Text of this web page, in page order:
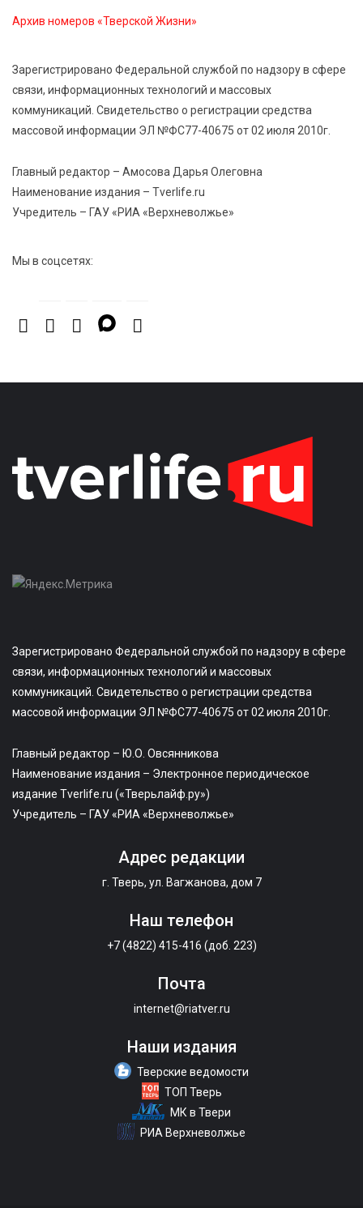
ленту по мотивам басни «Карась»
6 Авг 2026 13:38 357
спортивной столицей России
Архив номеров «Тверской Жизни»
Зарегистрировано Федеральной службой по надзору в сфере
связи, информационных технологий и массовых
коммуникаций. Свидетельство о регистрации средства
массовой информации ЭЛ №ФС77-40675 от 02 июля 2010г.
Главный редактор – Амосова Дарья Олеговна
Наименование издания – Tverlife.ru
Учредитель – ГАУ «РИА «Верхневолжье»
Мы в соцсетях:
Зарегистрировано Федеральной службой по надзору в сфере
связи, информационных технологий и массовых
коммуникаций. Свидетельство о регистрации средства
массовой информации ЭЛ №ФС77-40675 от 02 июля 2010г.
Главный редактор – Ю.О. Овсянникова
Наименование издания – Электронное периодическое
издание Tverlife.ru («Тверьлайф.ру»)
Учредитель – ГАУ «РИА «Верхневолжье»
Адрес редакции
г. Тверь, ул. Вагжанова, дом 7
Наш телефон
+7 (4822) 415-416 (доб. 223)
Почта
internet@riatver.ru
Наши издания
Тверские ведомости
ТОП Тверь
МК в Твери
РИА Верхневолжье